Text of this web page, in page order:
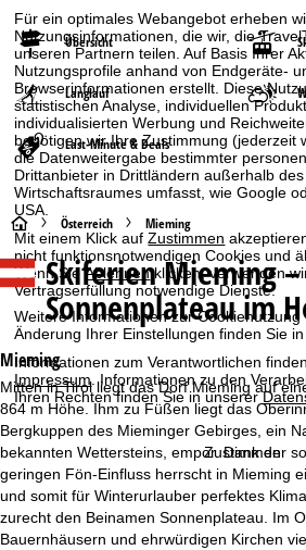
Für ein optimales Webangebot erheben
Nutzungsinformationen, die wir, die
unseren Partnern teilen. Auf Basis Ihrer
Nutzungsprofile anhand von Endgeräte-
Browserinformationen erstellt. Diese
statistischen Analyse, individuellen
individualisierten Werbung und
benötigen wir Ihre Zustimmung (jederzeit
die Datenweitergabe bestimmter
Drittanbieter in Drittländern außerhalb
Wirtschaftsraumes umfasst, wie Google
USA.
Mit einem Klick aufZustimmen
nicht funktionsnotwendigen Cookies und
Wenn SieAblehnenklicken, verwenden
Vertragserfüllung notwendige Dienste.
Weitere Informationen zur
Änderung Ihrer Einstellungen finden Sie
Informationen zum Verantwortlichen
Impressum. Informationen zu den
Ihren Rechten finden Sie in unserer
Zustimmen
Übersicht
Langlauf
Last-Minute & Deals
S
t
a
r
t
s
i
Österreich Mieming
SkiferienMieming –
Sonnenplateau im
Mieming
Mitten in Tirol liegt das Dorf Mieming auf
864 m Höhe. Ihm zu Füßen liegt das
Bergkuppen des Mieminger Gebirges, ein
bekannten Wettersteins, empor. Dank der
geringen Fön-Einfluss herrscht in Mieming
und somit für Winterurlauber perfektes
zurecht den Beinamen Sonnenplateau. Im
Bauernhäusern und ehrwürdigen Kirchen